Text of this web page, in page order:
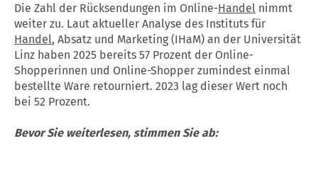
Die Zahl der Rücksendungen im Online-Handel nimmt
weiter zu. Laut aktueller Analyse des Instituts für
Handel, Absatz und Marketing (IHaM) an der Universität
Linz haben 2025 bereits 57 Prozent der Online-
Shopperinnen und Online-Shopper zumindest einmal
bestellte Ware retourniert. 2023 lag dieser Wert noch
bei 52 Prozent.
Bevor Sie weiterlesen, stimmen Sie ab: